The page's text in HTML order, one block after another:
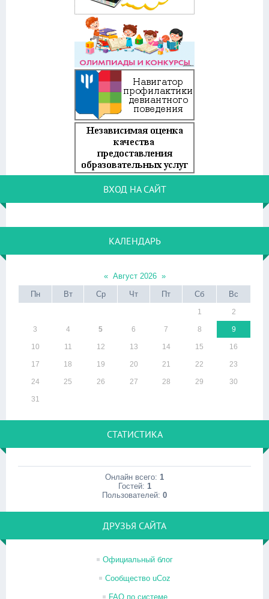
ВХОД НА САЙТ
КАЛЕНДАРЬ
« Август 2026 »
Пн
Вт Ср Чт Пт Сб Вс
1 2
3 4 5 6 7 8 9
10 11 12 13 14 15 16
17 18 19 20 21 22 23
24 25 26 27 28 29 30
31
СТАТИСТИКА
Онлайн всего: 1
Гостей: 1
Пользователей: 0
ДРУЗЬЯ САЙТА
Официальный блог
Сообщество uCoz
FAQ по системе